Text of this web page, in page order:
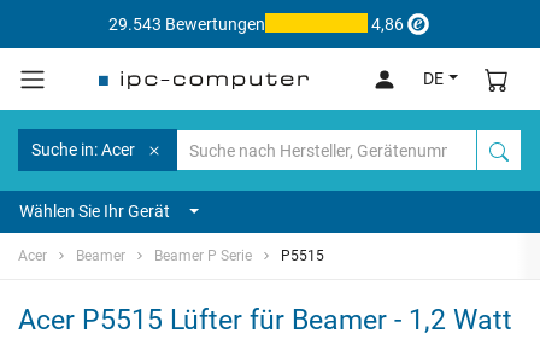
29.543 Bewertungen 4,86
DE
Suche in: Acer
Wählen Sie Ihr Gerät
Acer Beamer Beamer P Serie P5515
Acer P5515 Lüfter für Beamer - 1,2 Watt